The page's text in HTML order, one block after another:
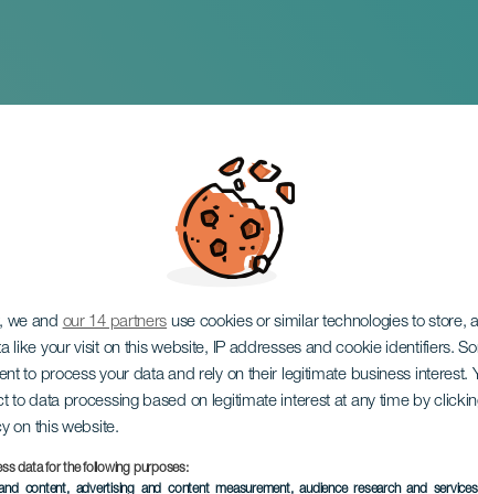
we and our 14 partners use cookies or similar technologies to store,
like your visit on this website, IP addresses and cookie identifiers.
to process your data and rely on their legitimate business interest.
to data processing based on legitimate interest at any time by
on this website.
data for the following purposes:
content, advertising and content measurement, audience research and
- Tribute